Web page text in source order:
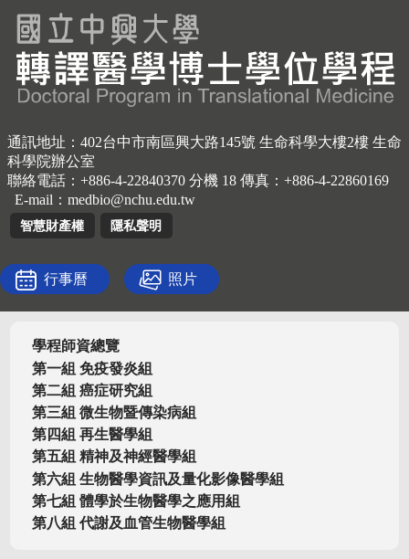
通訊地址：402台中市南區興大路145號 生命科學大樓2樓 生命
科學院辦公室
聯絡電話：+886-4-22840370 分機 18 傳真：+886-4-22860169
E-mail： medbio@nchu.edu.tw
智慧財產權 隱私聲明
行事曆 照片
學程師資總覽
第一組 免疫發炎組
第二組 癌症研究組
第三組 微生物暨傳染病組
第四組 再生醫學組
第五組 精神及神經醫學組
第六組 生物醫學資訊及量化影像醫學組
第七組 體學於生物醫學之應用組
第八組 代謝及血管生物醫學組